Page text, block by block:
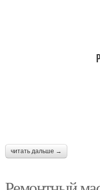
читать дальше →